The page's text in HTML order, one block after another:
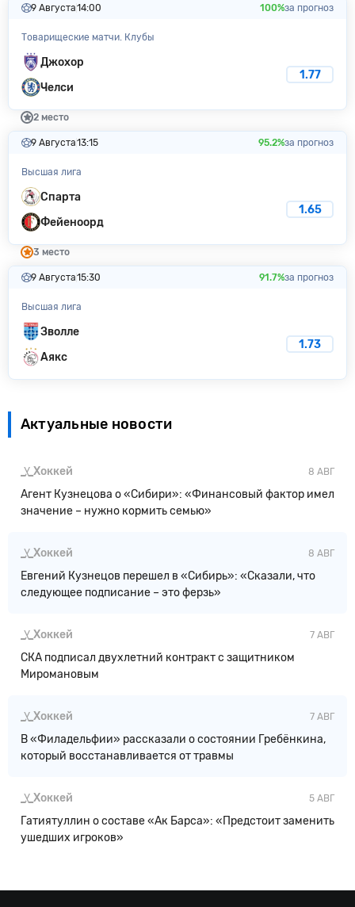
9 Августа14:00 100%за прогноз
Товарищеские матчи. Клубы
Джохор
Челси
1.77
2 место
9 Августа13:15 95.2%за прогноз
Высшая лига
Спарта
Фейеноорд
1.65
3 место
9 Августа15:30 91.7%за прогноз
Высшая лига
Зволле
Аякс
1.73
Актуальные новости
8 АВГ
Хоккей
Агент Кузнецова о «Сибири»: «Финансовый фактор имел
значение – нужно кормить семью»
8 АВГ
Хоккей
Евгений Кузнецов перешел в «Сибирь»: «Сказали, что
следующее подписание – это ферзь»
7 АВГ
Хоккей
СКА подписал двухлетний контракт с защитником
Миромановым
7 АВГ
Хоккей
В «Филадельфии» рассказали о состоянии Гребёнкина,
который восстанавливается от травмы
5 АВГ
Хоккей
Гатиятуллин о составе «Ак Барса»: «Предстоит заменить
ушедших игроков»